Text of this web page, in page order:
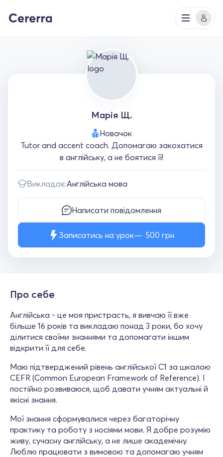
Марія Щ.
Новачок
Tutor and accent coach. Допомагаю закохатися
в англійську, а не боятися її!
Викладає:Англійська мова
Написати повідомлення
Записатись на урок 500 грн
Про себе
Англійська - це моя пристрасть, я вивчаю її вже
більше 16 років та викладаю понад 3 роки, бо хочу
ділитися своїми знаннями та допомагати іншим
відкрити її для себе.
Маю підтверджений рівень англійської C1 за шкалою
CEFR (Common European Framework of Reference). І
постійно розвиваюся, щоб давати учням актуальні й
якісні знання.
Мої знання сформувалися через багаторічну
практику та роботу з носіями мови. Я добре розумію
живу, сучасну англійську, а не лише академічну.
Люблю працювати з вимовою та допомагаю учням